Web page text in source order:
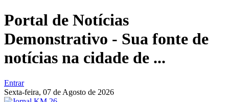
Portal de Notícias
Demonstrativo - Sua fonte de
notícias na cidade de ...
Entrar
Sexta-feira, 07 de Agosto de 2026